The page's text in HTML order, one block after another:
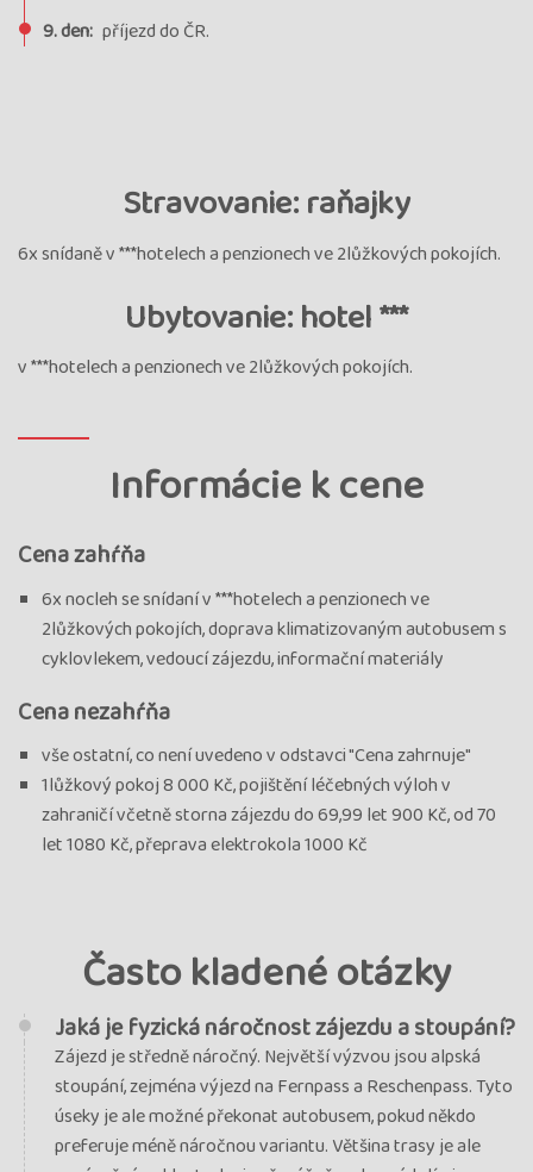
9. den: příjezd do ČR.
Stravovanie: raňajky
6x snídaně v ***hotelech a penzionech ve 2lůžkových pokojích.
Ubytovanie: hotel ***
v ***hotelech a penzionech ve 2lůžkových pokojích.
Informácie k cene
Cena zahŕňa
6x nocleh se snídaní v ***hotelech a penzionech ve
2lůžkových pokojích, doprava klimatizovaným autobusem s
cyklovlekem, vedoucí zájezdu, informační materiály
Cena nezahŕňa
vše ostatní, co není uvedeno v odstavci "Cena zahrnuje"
1lůžkový pokoj 8 000 Kč, pojištění léčebných výloh v
zahraničí včetně storna zájezdu do 69,99 let 900 Kč, od 70
let 1080 Kč, přeprava elektrokola 1000 Kč
Často kladené otázky
Jaká je fyzická náročnost zájezdu a stoupání?
Zájezd je středně náročný. Největší výzvou jsou alpská
stoupání, zejména výjezd na Fernpass a Reschenpass. Tyto
úseky je ale možné překonat autobusem, pokud někdo
preferuje méně náročnou variantu. Většina trasy je ale